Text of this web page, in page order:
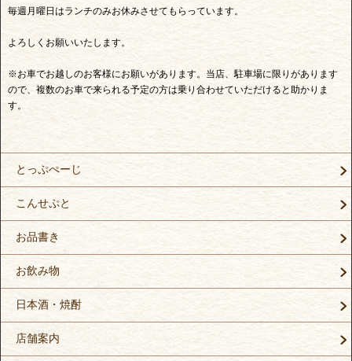
毎週月曜日はランチのみお休みさせてもらっています。
よろしくお願いいたします。
※お車でお越しのお客様にお願いがあります。当店、駐車場に限りがあります
ので、複数のお車で来られる予定の方は乗り合わせていただけると助かりま
す。
とっぷぺーじ
こんせぷと
お品書き
お飲み物
日本酒・焼酎
店舗案内